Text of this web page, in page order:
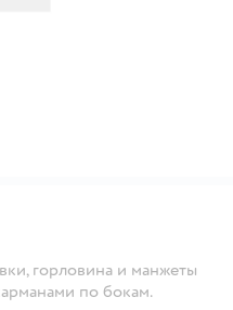
горловина и манжеты
по бокам.